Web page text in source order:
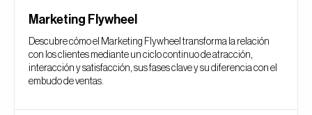
Marketing Flywheel
Descubre cómo el Marketing Flywheel transforma la relación
con los clientes mediante un ciclo continuo de atracción,
interacción y satisfacción, sus fases clave y su diferencia con el
embudo de ventas.